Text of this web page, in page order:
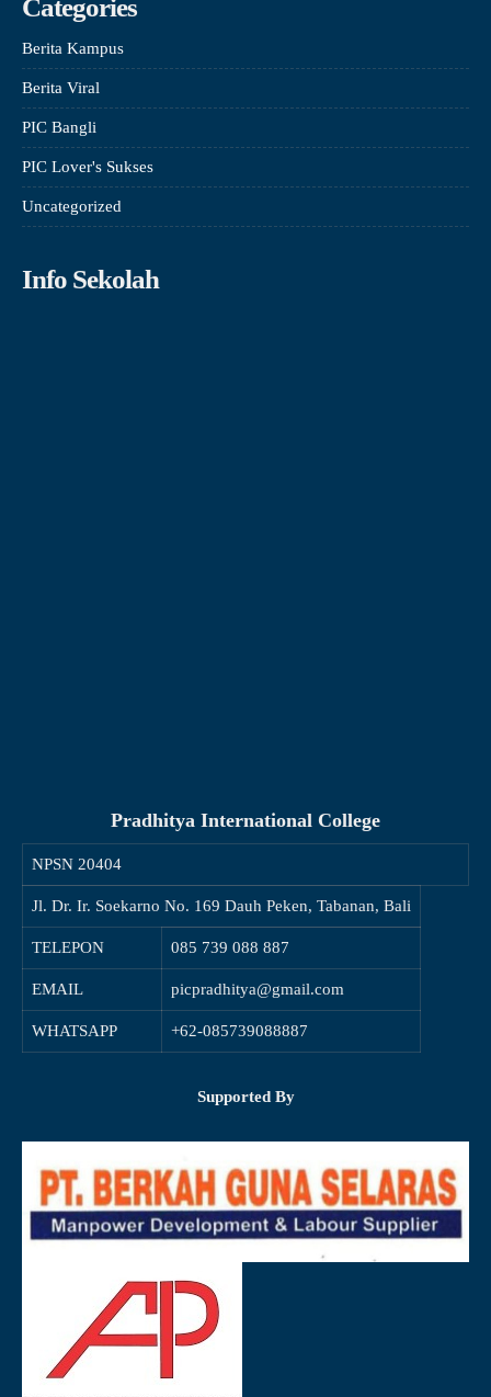
Categories
Berita Kampus
Berita Viral
PIC Bangli
PIC Lover's Sukses
Uncategorized
Info Sekolah
Pradhitya International College
NPSN 20404
Jl. Dr. Ir. Soekarno No. 169 Dauh Peken, Tabanan, Bali
TELEPON 085 739 088 887
EMAIL picpradhitya@gmail.com
WHATSAPP +62-085739088887
Supported By